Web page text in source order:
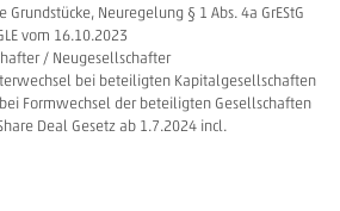
Neuregelung § 1 Abs. 4a GrEStG
vom 16.10.2023
/ Neugesellschafter
bei beteiligten Kapitalgesellschaften
Formwechsel der beteiligten Gesellschaften
Deal Gesetz ab 1.7.2024 incl.